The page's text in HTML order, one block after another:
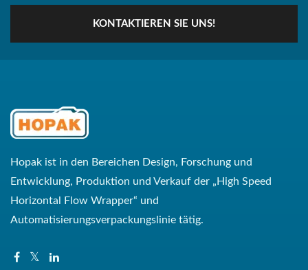
KONTAKTIEREN SIE UNS!
Hopak ist in den Bereichen Design, Forschung und
Entwicklung, Produktion und Verkauf der „High Speed ​​
Horizontal Flow Wrapper“ und
Automatisierungsverpackungslinie tätig.